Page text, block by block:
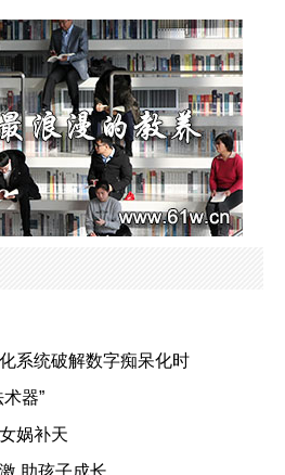
系统破解数字痴呆化时
器”
娲补天
助孩子成长